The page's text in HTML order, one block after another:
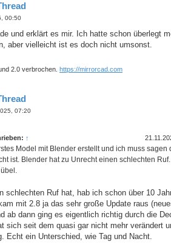
00:50
und erklärt es mir. Ich hatte schon überlegt
aber vielleicht ist es doch nicht umsonst.
2.0 verbrochen. https://mirrorcad.com
07:20
↑
Model mit Blender erstellt und ich muss sagen
ist. Blender hat zu Unrecht einen schlechten Ruf.
schlechten Ruf hat, hab ich schon über 10
mit 2.8 ja das sehr große Update raus
ab dann ging es eigentlich richtig durch die
sich seit dem quasi gar nicht mehr verändert
Echt ein Unterschied, wie Tag und Nacht.